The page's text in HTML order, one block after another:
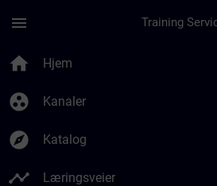
menu
home Hjem
group_work Kanaler
explore Katalog
timeline Læringsveier